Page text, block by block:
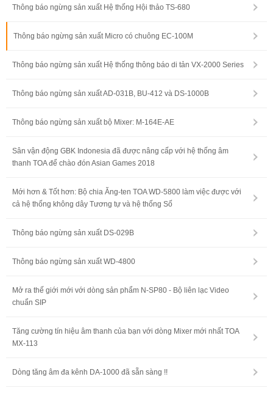
Thông báo ngừng sản xuất Hệ thống Hội thảo TS-680
Thông báo ngừng sản xuất Micro có chuông EC-100M
Thông báo ngừng sản xuất Hệ thống thông báo di tản VX-2000 Series
Thông báo ngừng sản xuất AD-031B, BU-412 và DS-1000B
Thông báo ngừng sản xuất bộ Mixer: M-164E-AE
Sân vận động GBK Indonesia đã được nâng cấp với hệ thống âm
thanh TOA để chào đón Asian Games 2018
Mới hơn & Tốt hơn: Bộ chia Ăng-ten TOA WD-5800 làm việc được với
cả hệ thống không dây Tương tự và hệ thống Số
Thông báo ngừng sản xuất DS-029B
Thông báo ngừng sản xuất WD-4800
Mở ra thế giới mới với dòng sản phẩm N-SP80 - Bộ liên lạc Video
chuẩn SIP
Tăng cường tín hiệu âm thanh của bạn với dòng Mixer mới nhất TOA
MX-113
Dòng tăng âm đa kênh DA-1000 đã sẵn sàng !!